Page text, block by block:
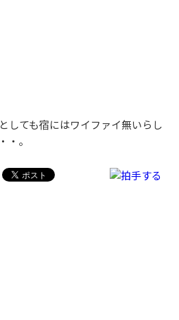
しても宿にはワイファイ無いらし
・。